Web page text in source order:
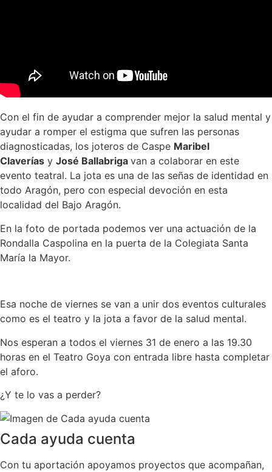
Con el fin de ayudar a comprender mejor la salud mental y
ayudar a romper el estigma que sufren las personas
diagnosticadas, los joteros de Caspe Maribel
Claverías y José Ballabriga van a colaborar en este
evento teatral. La jota es una de las señas de identidad en
todo Aragón, pero con especial devoción en esta
localidad del Bajo Aragón.
En la foto de portada podemos ver una actuación de la
Rondalla Caspolina en la puerta de la Colegiata Santa
María la Mayor.
Esa noche de viernes se van a unir dos eventos culturales
como es el teatro y la jota a favor de la salud mental.
Nos esperan a todos el viernes 31 de enero a las 19.30
horas en el Teatro Goya con entrada libre hasta completar
el aforo.
¿Y te lo vas a perder?
Cada ayuda cuenta
Con tu aportación apoyamos proyectos que acompañan,